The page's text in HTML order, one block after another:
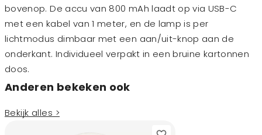
bovenop. De accu van 800 mAh laadt op via USB-C
met een kabel van 1 meter, en de lamp is per
lichtmodus dimbaar met een aan/uit-knop aan de
onderkant. Individueel verpakt in een bruine kartonnen
doos.
Anderen bekeken ook
Bekijk alles >